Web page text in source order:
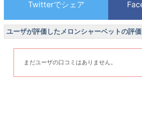
ユーザが評価したメロンシャーベットの評価
まだユーザの口コミはありません。